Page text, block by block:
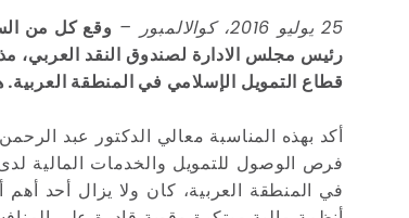
25 يوليو 2016، كوالالمبور –
وقع كل من
رئيس مجلس الادارة لصندوق النقد العربي،
قطاع التمويل الإسلامي في المنطقة
أكد بهذه المناسبة معالي الدكتور عبد
فرص الوصول للتمويل والخدمات المالية
في المنطقة العربية، كان ولا يزال أحد أهم